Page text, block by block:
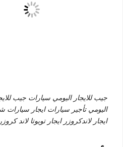
جيب للايجار اليومي سيارات جيب
اليومي تأجير سيارات ايجار
ايجار لاندكروزر ايجار تويوتا لاند